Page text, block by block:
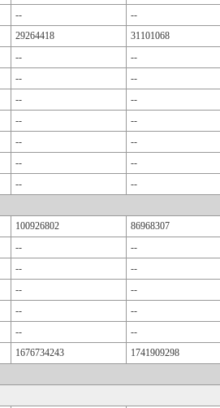
--
--
29264418
31101068
--
--
--
--
--
--
--
--
--
--
--
--
--
--
100926802
86968307
--
--
--
--
--
--
--
--
--
--
1676734243
1741909298